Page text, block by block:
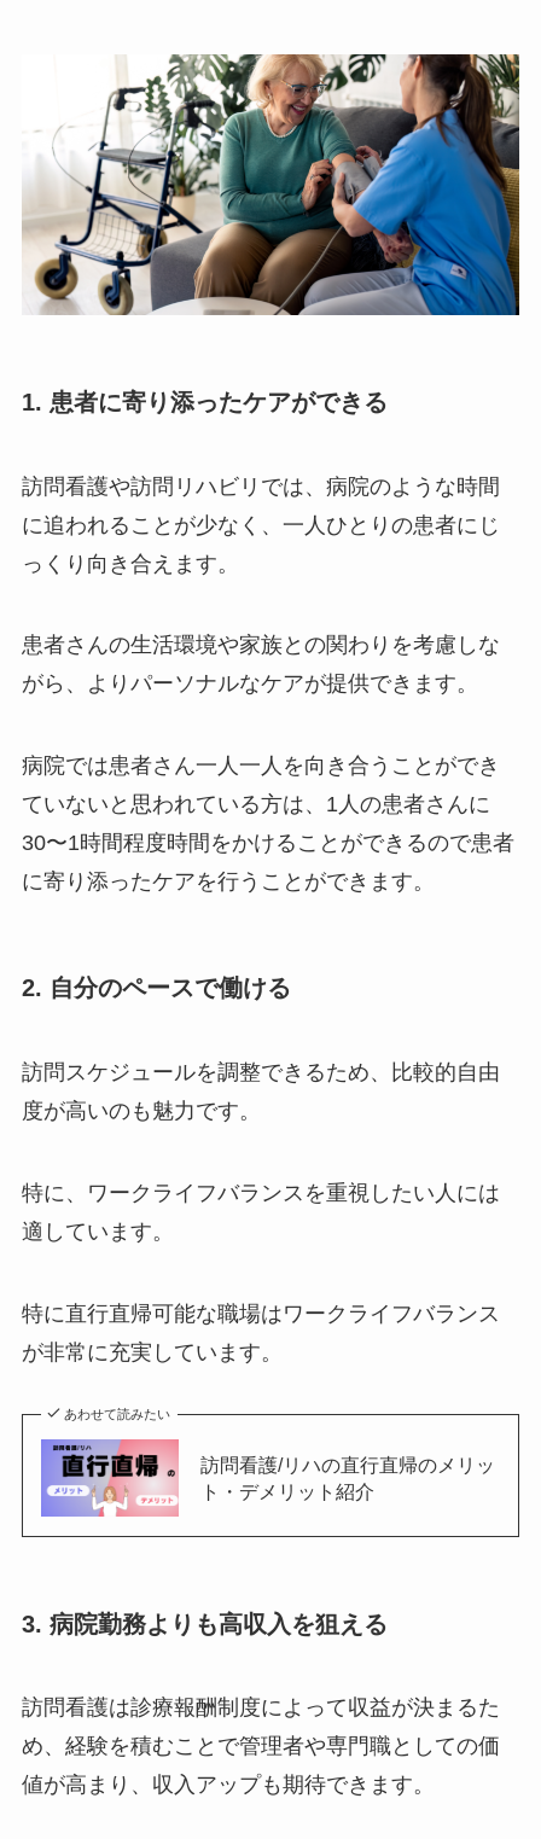
1. 患者に寄り添ったケアができる
訪問看護や訪問リハビリでは、病院のような時間
に追われることが少なく、一人ひとりの患者にじ
っくり向き合えます。
患者さんの生活環境や家族との関わりを考慮しな
がら、よりパーソナルなケアが提供できます。
病院では患者さん一人一人を向き合うことができ
ていないと思われている方は、1人の患者さんに
30〜1時間程度時間をかけることができるので患者
に寄り添ったケアを行うことができます。
2. 自分のペースで働ける
訪問スケジュールを調整できるため、比較的自由
度が高いのも魅力です。
特に、ワークライフバランスを重視したい人には
適しています。
特に直行直帰可能な職場はワークライフバランス
が非常に充実しています。
あわせて読みたい
訪問看護/リハの直行直帰のメリッ
ト・デメリット紹介
3. 病院勤務よりも高収入を狙える
訪問看護は診療報酬制度によって収益が決まるた
め、経験を積むことで管理者や専門職としての価
値が高まり、収入アップも期待できます。